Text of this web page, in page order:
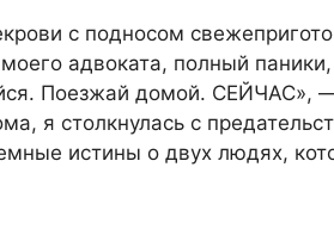
с подносом
адвоката, полный
Поезжай домой. СЕЙЧАС»,
я столкнулась с
истины о двух людях,